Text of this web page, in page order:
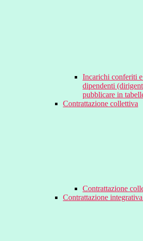
Incarichi conferiti
dipendenti
pubblicare in
Contrattazione collettiva
Contrattazione
Contrattazione integrativa